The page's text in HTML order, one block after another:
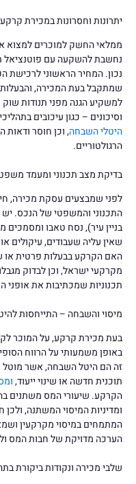
יתרונות וחסרונות במכירת
ממלאי החשק למוכרים למצוא
נחשבת להשקעה עם פוטנציאל
נכון. המחיר הראשוני לרכישת
שמתקבל בעת המכירה,
למשקיע הגנה מפני תנודות שוק
וסיכונים – כגון עיכובים
היטלי השבחה, וכן חוסר ודאות
הרגולטוריים.
בדיקת מצב תכנוני ומעמד
לפני שמבצעים עסקת מכירה,
התכנוני והמשפטי של הנכס. יש
בניין עיר), נסח טאבו
שאין עליה שעבודים, עיקולים
האם הקרקע בבעלות פרטית או
מקרקעי ישראל, וכן לבדוק
תכנוניות שמכתיבות את אופני
מיסוי והשבחה – התייחסות
בעת מכירת קרקע, על המוכר
באופן משמעותי על הרווח
זה הם היטל השבחה, אשר
תוכנית חדשה או שינוי ייעוד,
הקרקע. שיעורי המס משתנים
ומדיניות המיסוי המשתנה, ולכן
המתמחים במיסוי מקרקעין
הערכה מדויקת של חבות המס
שלבי מכירה ונקודות ביקורת